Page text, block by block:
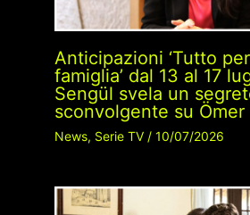
Anticipazioni ‘Tutto
famiglia’ dal 13 al 17
Sengül svela un
sconvolgente su Ömer
News, Serie TV/ 10/07/2026